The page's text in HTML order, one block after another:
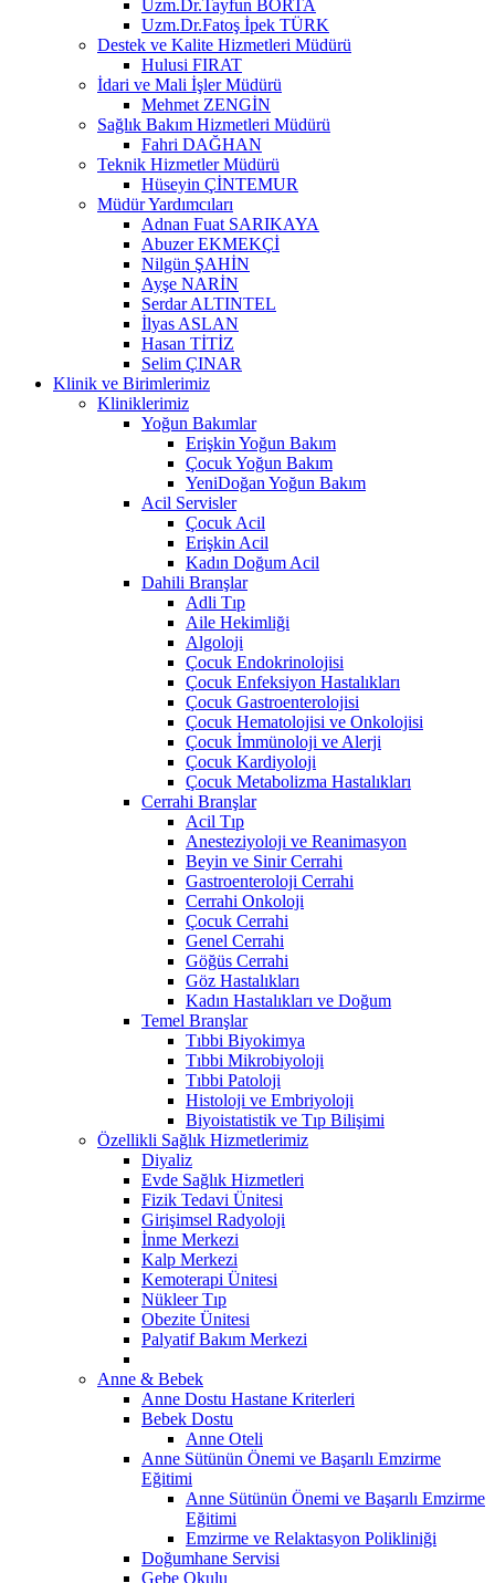
Uzm.Dr.Tayfun BÖRTA
Uzm.Dr.Fatoş İpek TÜRK
Destek ve Kalite Hizmetleri Müdürü
Hulusi FIRAT
İdari ve Mali İşler Müdürü
Mehmet ZENGİN
Sağlık Bakım Hizmetleri Müdürü
Fahri DAĞHAN
Teknik Hizmetler Müdürü
Hüseyin ÇİNTEMUR
Müdür Yardımcıları
Adnan Fuat SARIKAYA
Abuzer EKMEKÇİ
Nilgün ŞAHİN
Ayşe NARİN
Serdar ALTINTEL
İlyas ASLAN
Hasan TİTİZ
Selim ÇINAR
Klinik ve Birimlerimiz
Kliniklerimiz
Yoğun Bakımlar
Erişkin Yoğun Bakım
Çocuk Yoğun Bakım
YeniDoğan Yoğun Bakım
Acil Servisler
Çocuk Acil
Erişkin Acil
Kadın Doğum Acil
Dahili Branşlar
Adli Tıp
Aile Hekimliği
Algoloji
Çocuk Endokrinolojisi
Çocuk Enfeksiyon Hastalıkları
Çocuk Gastroenterolojisi
Çocuk Hematolojisi ve Onkolojisi
Çocuk İmmünoloji ve Alerji
Çocuk Kardiyoloji
Çocuk Metabolizma Hastalıkları
Cerrahi Branşlar
Acil Tıp
Anesteziyoloji ve Reanimasyon
Beyin ve Sinir Cerrahi
Gastroenteroloji Cerrahi
Cerrahi Onkoloji
Çocuk Cerrahi
Genel Cerrahi
Göğüs Cerrahi
Göz Hastalıkları
Kadın Hastalıkları ve Doğum
Temel Branşlar
Tıbbi Biyokimya
Tıbbi Mikrobiyoloji
Tıbbi Patoloji
Histoloji ve Embriyoloji
Biyoistatistik ve Tıp Bilişimi
Özellikli Sağlık Hizmetlerimiz
Diyaliz
Evde Sağlık Hizmetleri
Fizik Tedavi Ünitesi
Girişimsel Radyoloji
İnme Merkezi
Kalp Merkezi
Kemoterapi Ünitesi
Nükleer Tıp
Obezite Ünitesi
Palyatif Bakım Merkezi
Anne & Bebek
Anne Dostu Hastane Kriterleri
Bebek Dostu
Anne Oteli
Anne Sütünün Önemi ve Başarılı Emzirme
Eğitimi
Anne Sütünün Önemi ve Başarılı Emzirme
Eğitimi
Emzirme ve Relaktasyon Polikliniği
Doğumhane Servisi
Gebe Okulu